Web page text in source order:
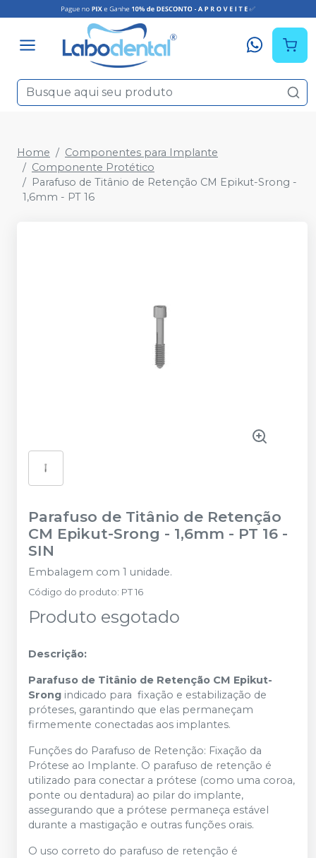
Home
Componentes para Implante
Componente Protético
Parafuso de Titânio de Retenção CM Epikut-Srong -
1,6mm - PT 16
Parafuso de Titânio de Retenção
CM Epikut-Srong - 1,6mm - PT 16 -
SIN
Embalagem com 1 unidade.
Código do produto: PT 16
Produto esgotado
Descrição:
Parafuso de Titânio de Retenção CM Epikut-
Srong indicado para fixação e estabilização de
próteses, garantindo que elas permaneçam
firmemente conectadas aos implantes.
Funções do Parafuso de Retenção: Fixação da
Prótese ao Implante. O parafuso de retenção é
utilizado para conectar a prótese (como uma coroa,
ponte ou dentadura) ao pilar do implante,
assegurando que a prótese permaneça estável
durante a mastigação e outras funções orais.
O uso correto do parafuso de retenção é